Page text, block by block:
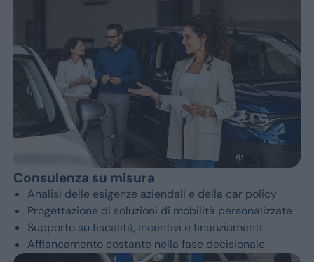
Vedi tutti i marchi
Fino a € 15.000
Tra i € 15.000 e i € 25.000
Tra i € 25.000 e i € 35.000
Sopra i € 35.000
Tipo
Usato
Veicoli commerciali
Berlina
Coupé/cabrio
Consulenza su misura
Analisi delle esigenze aziendali e della car policy
Progettazione di soluzioni di mobilità personalizzate
Supporto su fiscalità, incentivi e finanziamenti
Affiancamento costante nella fase decisionale